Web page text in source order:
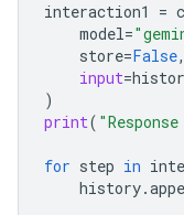
interaction1 =
model=
store=False,
input=
)
print(
for step in
history.